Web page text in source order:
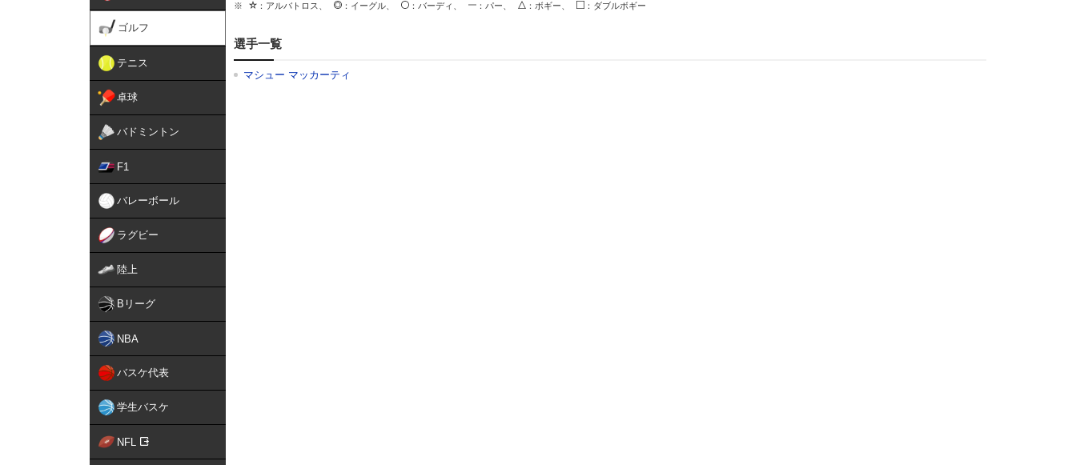
ゴルフ
テニス
卓球
バドミントン
F1
バレーボール
ラグビー
陸上
Bリーグ
NBA
バスケ代表
学生バスケ
NFL
：アルバトロス、
：イーグル、 ：バーディ、 ：パー、 ：ボギー、 ：ダブルボギー
選手一覧
マシュー マッカーティ